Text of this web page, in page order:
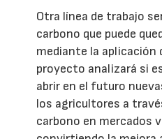
Otra línea de trabajo
carbono que puede
mediante la aplicación
proyecto analizará si
abrir en el futuro
los agricultores a
carbono en mercados